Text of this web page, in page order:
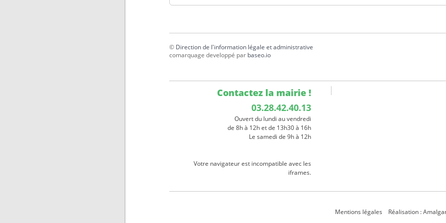
© Direction de l'information légale et administrative
comarquage developpé par baseo.io
Contactez la mairie !
03.28.42.40.13
Ouvert du lundi au vendredi
de 8h à 12h et de 13h30 à 16h
Le samedi de 9h à 12h
Votre navigateur est incompatible avec les
iframes.
Mentions légales Réalisation :